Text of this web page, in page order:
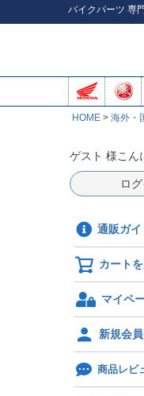
バイクパーツ 専
HOME 海外・
ゲスト 様こん
ロ
通販ガイ
カート
マイペ
新規会
商品レビ